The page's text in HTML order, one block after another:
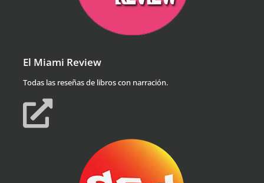
El Miami Review
Todas las reseñas de libros con narración.